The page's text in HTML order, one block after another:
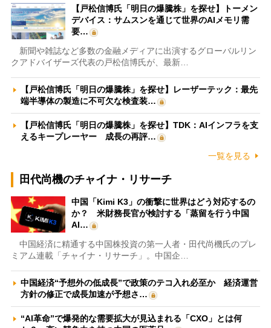
【戸松信博氏「明日の爆騰株」を探せ】トーメン
デバイス：サムスンを通じて世界のAIメモリ需
要…
新聞や雑誌など多数の金融メディアに出演するグローバルリン
クアドバイザーズ代表の戸松信博氏が、最新…
【戸松信博氏「明日の爆騰株」を探せ】レーザーテック：最先
端半導体の製造に不可欠な検査装…
【戸松信博氏「明日の爆騰株」を探せ】TDK：AIインフラを支
えるキープレーヤー 成長の再評…
一覧を見る
田代尚機のチャイナ・リサーチ
中国「Kimi K3」の衝撃に世界はどう対応するの
か？ 米財務長官が検討する「蒸留を行う中国
AI…
中国経済に精通する中国株投資の第一人者・田代尚機氏のプレ
ミアム連載「チャイナ・リサーチ」。中国企…
中国経済“予想外の低成長”で政策のテコ入れ必至か 経済運営
方針の修正で成長加速が予想さ…
“AI革命”で爆発的な需要拡大が見込まれる「CXO」とは何